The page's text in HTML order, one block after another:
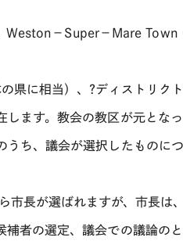
Weston－Super－Mare
県に相当）、?ディストリク
ます。教会の教区が元とな
ち、議会が選択したものに
長が選ばれますが、市長は
者の選定、議会での議論の